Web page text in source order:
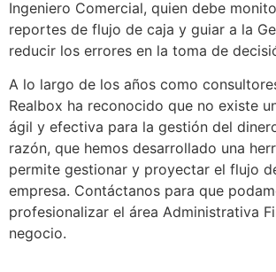
Ingeniero Comercial, quien debe
reportes de flujo de caja y guiar a la
reducir los errores en la toma de
A lo largo de los años como
Realbox ha reconocido que no existe
ágil y efectiva para la gestión del
razón, que hemos desarrollado una
permite gestionar y proyectar el flujo
empresa. Contáctanos para que
profesionalizar el área Administrativa
negocio.